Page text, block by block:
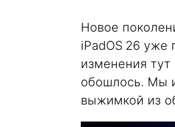
Новое
iPadOS 26 уже
изменения
обошлось. Мы
выжимкой из